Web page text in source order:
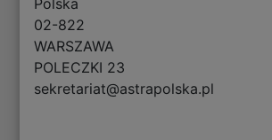
02-822
WARSZAWA
POLECZKI 23
sekretariat@astrapolska.pl